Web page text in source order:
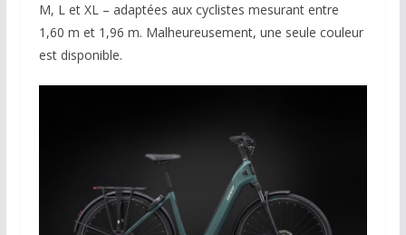
M, L et XL – adaptées aux cyclistes mesurant entre
1,60 m et 1,96 m. Malheureusement, une seule couleur
est disponible.